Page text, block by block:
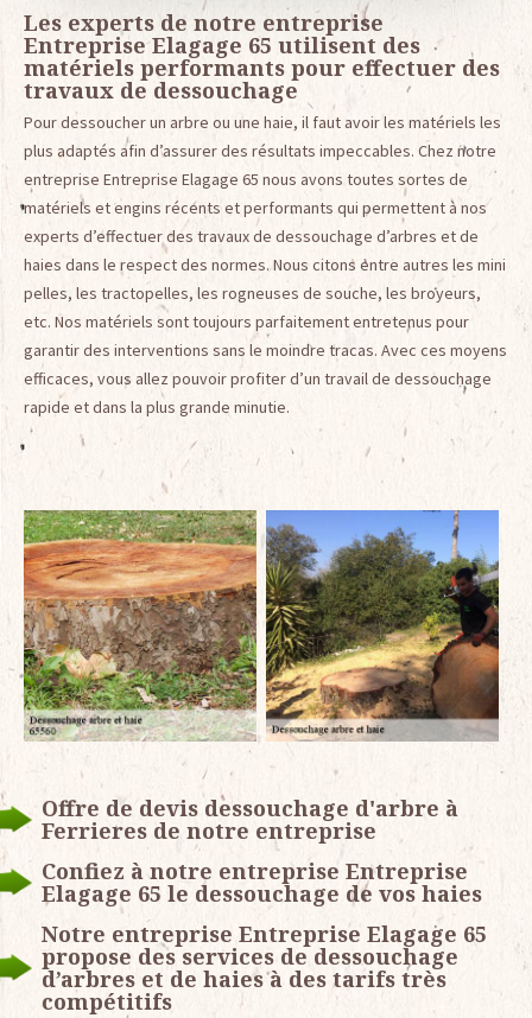
Les experts de notre entreprise
Entreprise Elagage 65 utilisent des
matériels performants pour effectuer des
travaux de dessouchage
Pour dessoucher un arbre ou une haie, il faut avoir les matériels les
plus adaptés afin d’assurer des résultats impeccables. Chez notre
entreprise Entreprise Elagage 65 nous avons toutes sortes de
matériels et engins récents et performants qui permettent à nos
experts d’effectuer des travaux de dessouchage d’arbres et de
haies dans le respect des normes. Nous citons entre autres les mini
pelles, les tractopelles, les rogneuses de souche, les broyeurs,
etc. Nos matériels sont toujours parfaitement entretenus pour
garantir des interventions sans le moindre tracas. Avec ces moyens
efficaces, vous allez pouvoir profiter d’un travail de dessouchage
rapide et dans la plus grande minutie.
Offre de devis dessouchage d'arbre à
Ferrieres de notre entreprise
Confiez à notre entreprise Entreprise
Elagage 65 le dessouchage de vos haies
Notre entreprise Entreprise Elagage 65
propose des services de dessouchage
d’arbres et de haies à des tarifs très
compétitifs